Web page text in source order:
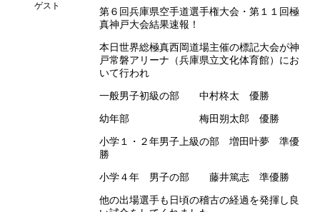
ゲスト
第６回兵庫県空手道選手権大会・第１１回極
真神戸大会結果速報！
本日世界総極真西岡道場主催の標記大会が神
戸常磐アリーナ（兵庫県立文化体育館）にお
いて行われ
一般男子初級の部 中村柊太 優勝
幼年部 梅田朔太郎 優勝
小学１・２年男子上級の部 増田叶夢 準優
勝
小学４年 男子の部 藤井篤志 準優勝
他の出場選手も日頃の稽古の経過を発揮し良